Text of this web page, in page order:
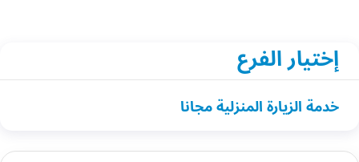
إختيار الفرع
خدمة الزيارة المنزلية مجانا